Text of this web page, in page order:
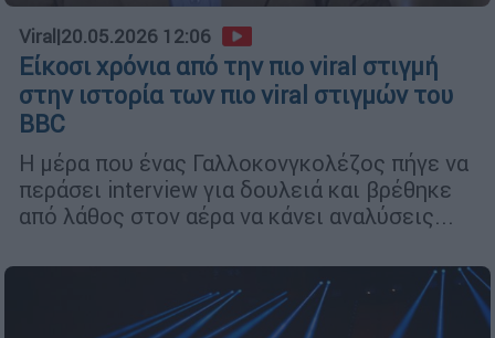
Viral |20.05.2026 12:06
Είκοσι χρόνια από την πιο viral στιγμή
στην ιστορία των πιο viral στιγμών του
BBC
Η μέρα που ένας Γαλλοκονγκολέζος πήγε να
περάσει interview για δουλειά και βρέθηκε
από λάθος στον αέρα να κάνει αναλύσεις...